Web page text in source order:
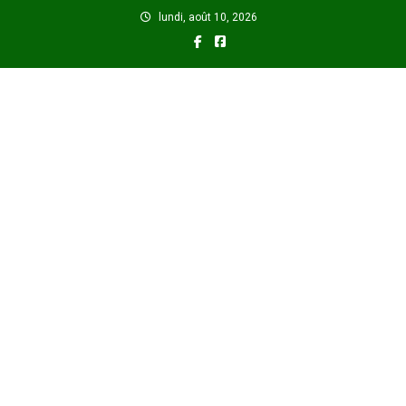
lundi, août 10, 2026